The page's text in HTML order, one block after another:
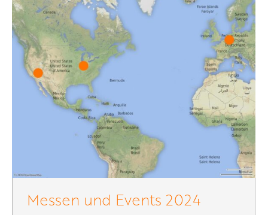
Messen und Events 2024